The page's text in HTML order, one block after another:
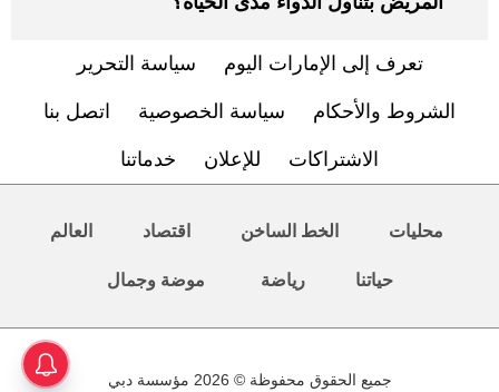
تعرف إلى الإمارات اليوم سياسة التحرير
الشروط والأحكام سياسة الخصوصية اتصل بنا
الاشتراكات للإعلان خدماتنا
محليات الخط الساخن اقتصاد العالم
حياتنا رياضة موضة وجمال
جميع الحقوق محفوظة © 2026 مؤسسة دبي